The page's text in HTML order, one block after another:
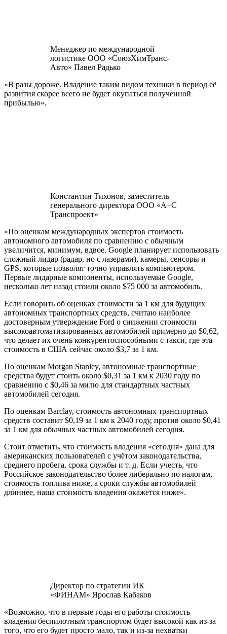
Менеджер по международной
логистике ООО «СоюзХимТранс-
Авто» Павел Радько
«В разы дороже. Владение таким видом техники в период её
развития скорее всего не будет окупаться полученной
прибылью».
Константин Тихонов, заместитель
генерального директора ООО «А+С
Транспроект»
«По оценкам международных экспертов стоимость
автономного автомобиля по сравнению с обычным
увеличится, минимум, вдвое. Google планирует использовать
сложный лидар (радар, но с лазерами), камеры, сенсоры и
GPS, которые позволят точно управлять компьютером.
Первые лидарные компоненты, используемые Google,
несколько лет назад стоили около $75 000 за автомобиль.
Если говорить об оценках стоимости за 1 км для будущих
автономных транспортных средств, считаю наиболее
достоверным утверждение Ford о снижении стоимости
высокоавтоматизированных автомобилей примерно до $0,62,
что делает их очень конкурентоспособными с такси, где эта
стоимость в США сейчас около $3,7 за 1 км.
По оценкам Morgan Stanley, автономные транспортные
средства будут стоить около $0,31 за 1 км к 2030 году по
сравнению с $0,46 за милю для стандартных частных
автомобилей сегодня.
По оценкам Barclay, стоимость автономных транспортных
средств составит $0,19 за 1 км к 2040 году, против около $0,41
за 1 км для обычных частных автомобилей сегодня.
Стоит отметить, что стоимость владения «сегодня» дана для
американских пользователей с учётом законодательства,
среднего пробега, срока службы и т. д. Если учесть, что
Российское законодательство более либерально по налогам,
стоимость топлива ниже, а сроки службы автомобилей
длиннее, наша стоимость владения окажется ниже».
Директор по стратегии ИК
«ФИНАМ» Ярослав Кабаков
«Возможно, что в первые годы его работы стоимость
владения беспилотным транспортом будет высокой как из-за
того, что его будет просто мало, так и из-за нехватки